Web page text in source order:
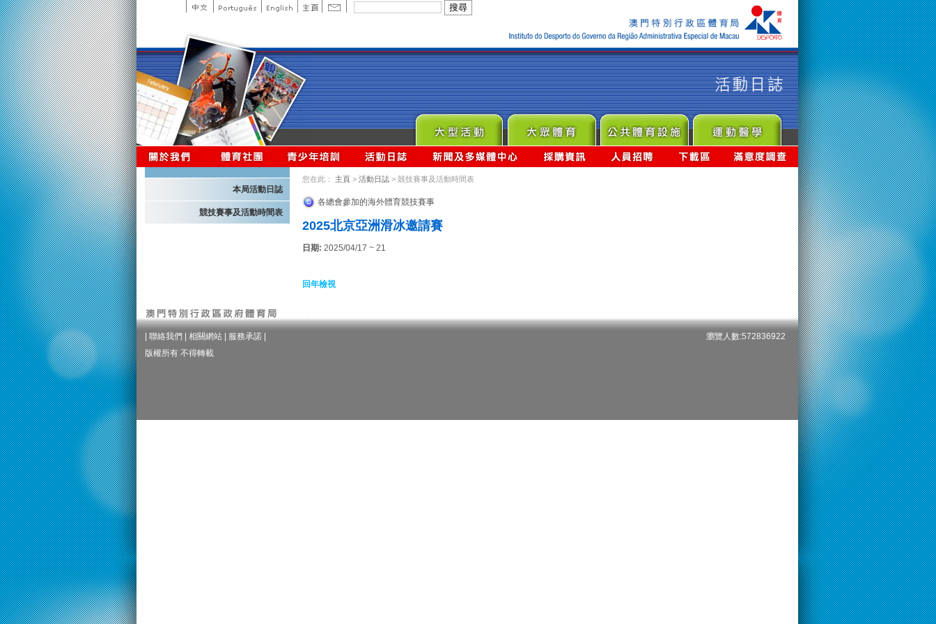
本局活動日誌
競技賽事及活動時間表
您在此： 主頁 > 活動日誌 > 競技賽事及活動時間表
各總會參加的海外體育競技賽事
2025北京亞洲滑冰邀請賽
日期: 2025/04/17 ~ 21
回年檢視
聯絡我們 相關網站 服務承諾
版權所有 不得轉載
瀏覽人數:572836922